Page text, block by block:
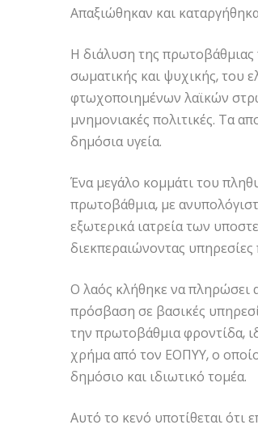
Απαξιώθηκαν και
Η διάλυση της
σωματικής και ψυχικής, του
φτωχοποιημένων λαϊκών
μνημονιακές πολιτικές. Τα
δημόσια υγεία.
Ένα μεγάλο κομμάτι του
πρωτοβάθμια, με
εξωτερικά ιατρεία των
διεκπεραιώνοντας
Ο λαός κλήθηκε να πληρώσει
πρόσβαση σε βασικές
την πρωτοβάθμια φροντίδα,
χρήμα από τον ΕΟΠΥΥ, ο
δημόσιο και ιδιωτικό τομέα.
Αυτό το κενό υποτίθεται ότι